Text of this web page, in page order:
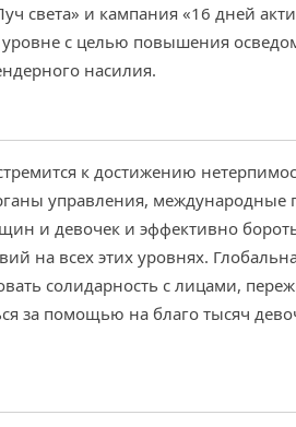
света» и кампания «16 дней
с целью повышения
насилия.
к достижению
управления,
и девочек и эффективно
на всех этих уровнях.
солидарность с лицами,
за помощью на благо тысяч